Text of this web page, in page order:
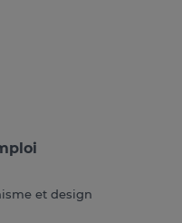
et design